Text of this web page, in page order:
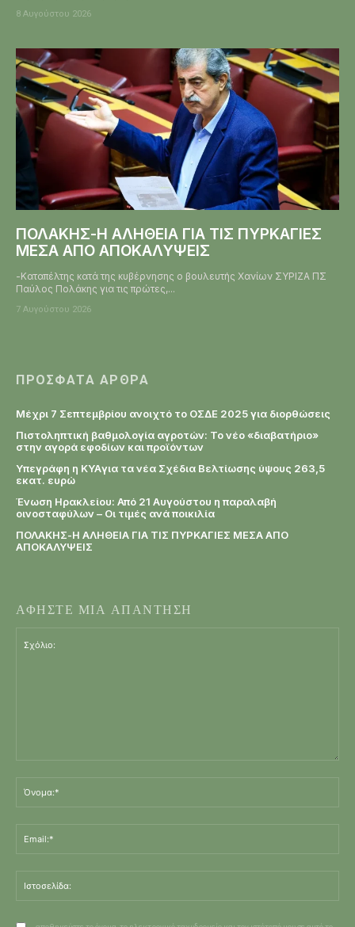
8 Αυγούστου 2026
ΠΟΛΑΚΗΣ-Η ΑΛΗΘΕΙΑ ΓΙΑ ΤΙΣ ΠΥΡΚΑΓΙΕΣ
ΜΕΣΑ ΑΠΟ ΑΠΟΚΑΛΥΨΕΙΣ
-Καταπέλτης κατά της κυβέρνησης ο βουλευτής Χανίων ΣΥΡΙΖΑ ΠΣ
Παύλος Πολάκης για τις πρώτες,...
7 Αυγούστου 2026
ΠΡΌΣΦΑΤΑ ΆΡΘΡΑ
Μέχρι 7 Σεπτεμβρίου ανοιχτό το ΟΣΔΕ 2025 για διορθώσεις
Πιστοληπτική βαθμολογία αγροτών: Το νέο «διαβατήριο»
στην αγορά εφοδίων και προϊόντων
Υπεγράφη η KYAγια τα νέα Σχέδια Βελτίωσης ύψους 263,5
εκατ. ευρώ
Ένωση Ηρακλείου: Από 21 Αυγούστου η παραλαβή
οινοσταφύλων – Οι τιμές ανά ποικιλία
ΠΟΛΑΚΗΣ-Η ΑΛΗΘΕΙΑ ΓΙΑ ΤΙΣ ΠΥΡΚΑΓΙΕΣ ΜΕΣΑ ΑΠΟ
ΑΠΟΚΑΛΥΨΕΙΣ
ΑΦΗΣΤΕ ΜΙΑ ΑΠΑΝΤΗΣΗ